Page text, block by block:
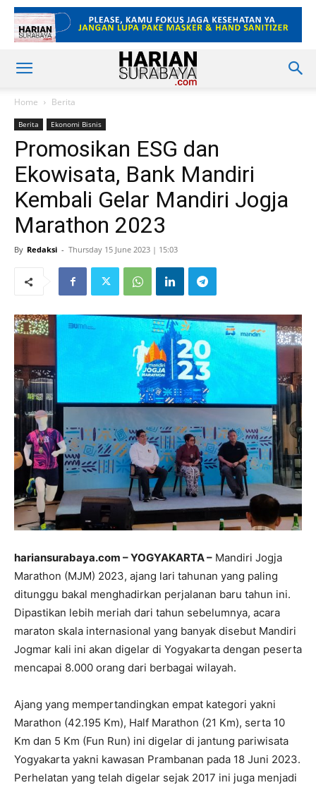
Home Berita
Berita Ekonomi Bisnis
Promosikan ESG dan
Ekowisata, Bank Mandiri
Kembali Gelar Mandiri Jogja
Marathon 2023
By Redaksi - Thursday 15 June 2023 | 15:03
hariansurabaya.com – YOGYAKARTA – Mandiri Jogja
Marathon (MJM) 2023, ajang lari tahunan yang paling
ditunggu bakal menghadirkan perjalanan baru tahun ini.
Dipastikan lebih meriah dari tahun sebelumnya, acara
maraton skala internasional yang banyak disebut Mandiri
Jogmar kali ini akan digelar di Yogyakarta dengan peserta
mencapai 8.000 orang dari berbagai wilayah.
Ajang yang mempertandingkan empat kategori yakni
Marathon (42.195 Km), Half Marathon (21 Km), serta 10
Km dan 5 Km (Fun Run) ini digelar di jantung pariwisata
Yogyakarta yakni kawasan Prambanan pada 18 Juni 2023.
Perhelatan yang telah digelar sejak 2017 ini juga menjadi